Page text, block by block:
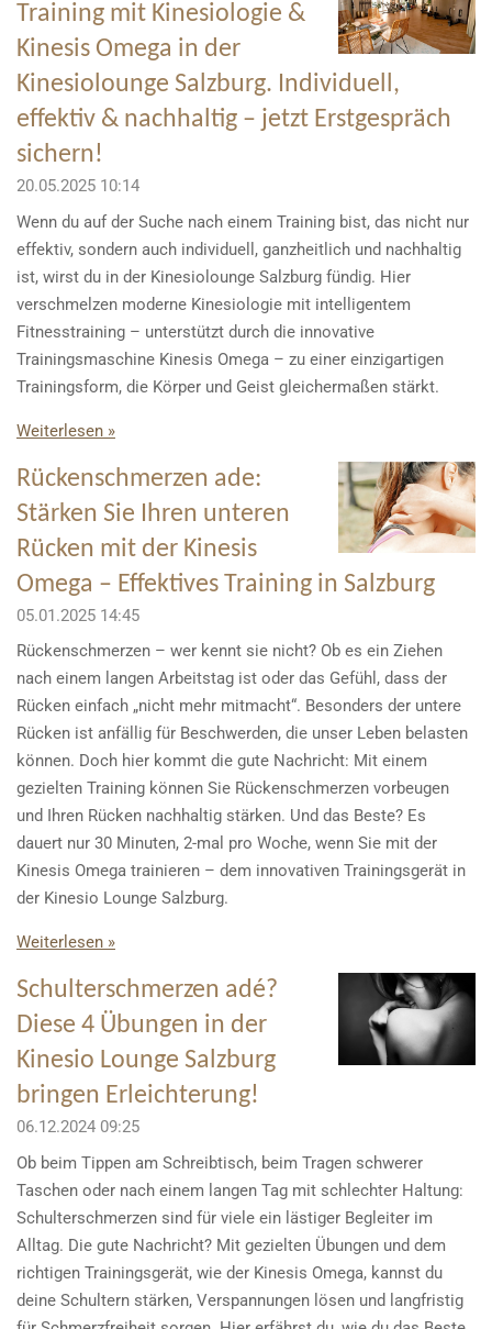
Training mit Kinesiologie &
Kinesis Omega in der
Kinesiolounge Salzburg. Individuell,
effektiv & nachhaltig – jetzt Erstgespräch
sichern!
20.05.2025 10:14
Wenn du auf der Suche nach einem Training bist, das nicht nur
effektiv, sondern auch individuell, ganzheitlich und nachhaltig
ist, wirst du in der Kinesiolounge Salzburg fündig. Hier
verschmelzen moderne Kinesiologie mit intelligentem
Fitnesstraining – unterstützt durch die innovative
Trainingsmaschine Kinesis Omega – zu einer einzigartigen
Trainingsform, die Körper und Geist gleichermaßen stärkt.
Weiterlesen »
Rückenschmerzen ade:
Stärken Sie Ihren unteren
Rücken mit der Kinesis
Omega – Effektives Training in Salzburg
05.01.2025 14:45
Rückenschmerzen – wer kennt sie nicht? Ob es ein Ziehen
nach einem langen Arbeitstag ist oder das Gefühl, dass der
Rücken einfach „nicht mehr mitmacht“. Besonders der untere
Rücken ist anfällig für Beschwerden, die unser Leben belasten
können. Doch hier kommt die gute Nachricht: Mit einem
gezielten Training können Sie Rückenschmerzen vorbeugen
und Ihren Rücken nachhaltig stärken. Und das Beste? Es
dauert nur 30 Minuten, 2-mal pro Woche, wenn Sie mit der
Kinesis Omega trainieren – dem innovativen Trainingsgerät in
der Kinesio Lounge Salzburg.
Weiterlesen »
Schulterschmerzen adé?
Diese 4 Übungen in der
Kinesio Lounge Salzburg
bringen Erleichterung!
06.12.2024 09:25
Ob beim Tippen am Schreibtisch, beim Tragen schwerer
Taschen oder nach einem langen Tag mit schlechter Haltung:
Schulterschmerzen sind für viele ein lästiger Begleiter im
Alltag. Die gute Nachricht? Mit gezielten Übungen und dem
richtigen Trainingsgerät, wie der Kinesis Omega, kannst du
deine Schultern stärken, Verspannungen lösen und langfristig